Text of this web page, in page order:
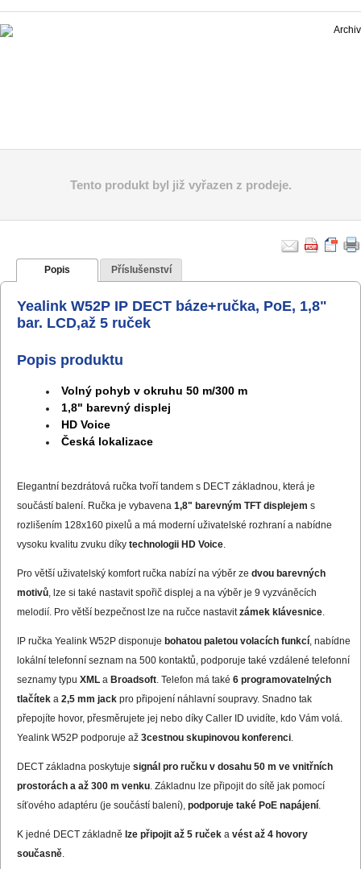
Tento produkt byl již vyřazen z prodeje.
Popis Příslušenství
Yealink W52P IP DECT báze+ručka, PoE, 1,8"
bar. LCD,až 5 ruček
Popis produktu
Volný pohyb v okruhu 50 m/300 m
1,8" barevný displej
HD Voice
Česká lokalizace
Elegantní bezdrátová ručka tvoří tandem s DECT základnou, která je
součástí balení. Ručka je vybavena 1,8" barevným TFT displejem s
rozlišením 128x160 pixelů a má moderní uživatelské rozhraní a nabídne
vysoku kvalitu zvuku díky technologii HD Voice.
Pro větší uživatelský komfort ručka nabízí na výběr ze dvou barevných
motivů, lze si také nastavit spořič displej a na výběr je 9 vyzváněcích
melodií. Pro větší bezpečnost lze na ručce nastavitzámek klávesnice.
IP ručka Yealink W52P disponuje bohatou paletou volacích funkcí, nabídne
lokální telefonní seznam na 500 kontaktů, podporuje také vzdálené telefonní
seznamy typu XML a Broadsoft. Telefon má také 6 programovatelných
tlačítek a 2,5 mm jack pro připojení náhlavní soupravy. Snadno tak
přepojíte hovor, přesměrujete jej nebo díky Caller ID uvidíte, kdo Vám volá.
Yealink W52P podporuje až 3cestnou skupinovou konferenci.
DECT základna poskytuje signál pro ručku v dosahu 50 m ve vnitřních
prostorách a až 300 m venku. Základnu lze připojit do sítě jak pomocí
síťového adaptéru (je součástí balení), podporuje také PoE napájení.
K jedné DECT základně lze připojit až 5 ruček a vést až 4 hovory
současně.